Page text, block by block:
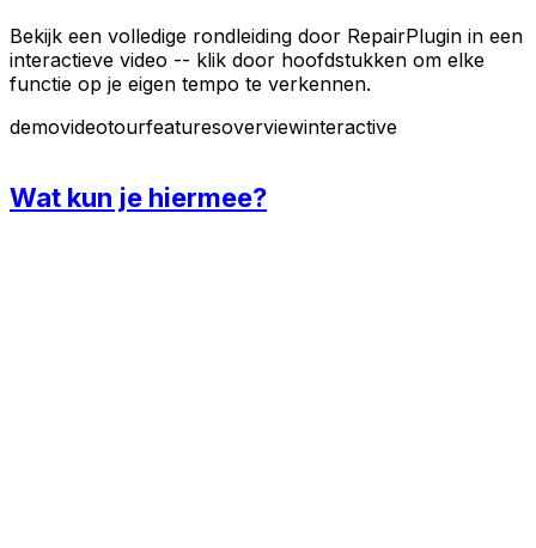
Bekijk een volledige rondleiding door RepairPlugin in een
interactieve video -- klik door hoofdstukken om elke
functie op je eigen tempo te verkennen.
demovideotourfeaturesoverviewinteractive
Wat kun je hiermee?